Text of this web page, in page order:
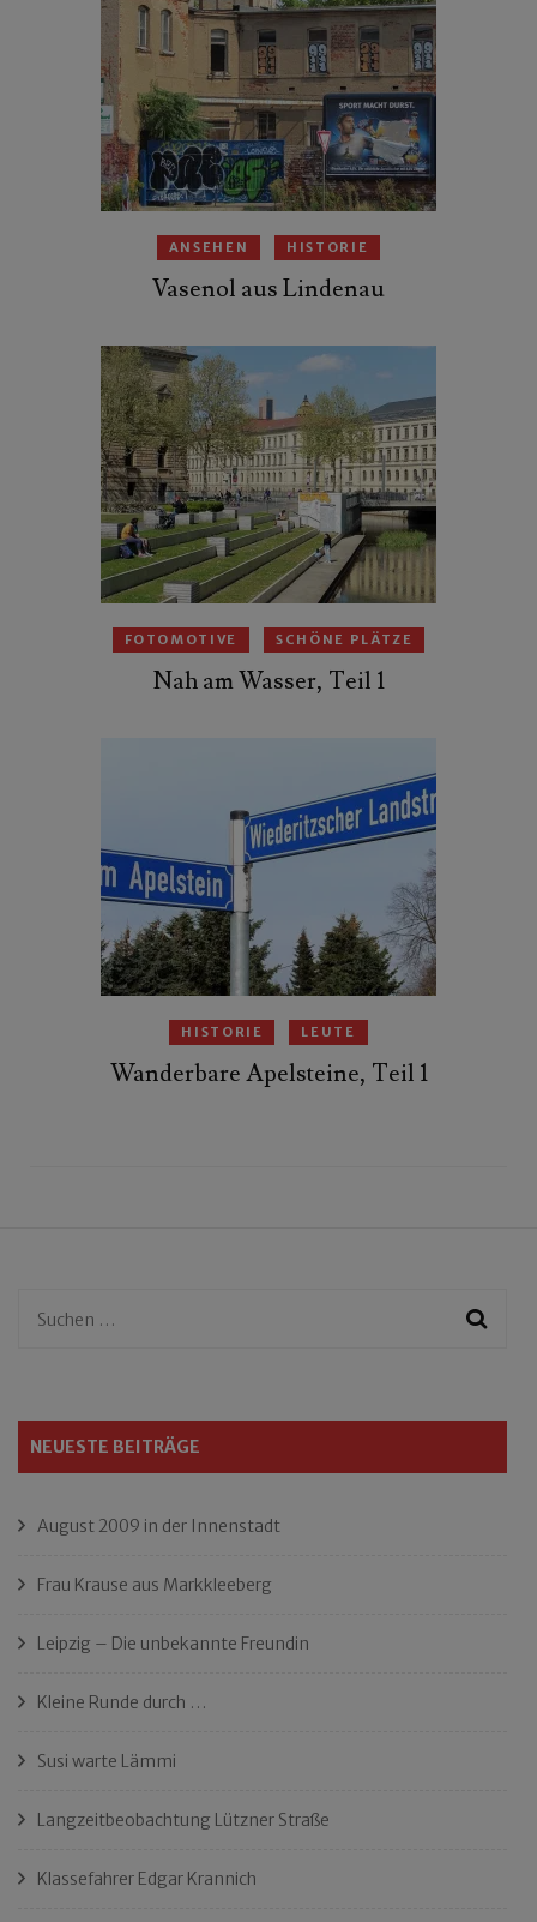
ANSEHEN HISTORIE
Vasenol aus Lindenau
FOTOMOTIVE SCHÖNE PLÄTZE
Nah am Wasser, Teil 1
HISTORIE LEUTE
Wanderbare Apelsteine, Teil 1
Suchen
NEUESTE BEITRÄGE
August 2009 in der Innenstadt
Frau Krause aus Markkleeberg
Leipzig – Die unbekannte Freundin
Kleine Runde durch …
Susi warte Lämmi
Langzeitbeobachtung Lützner Straße
Klassefahrer Edgar Krannich